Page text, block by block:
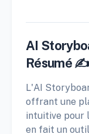
AI
Résumé ✍️
L'AI
offrant une
intuitive pour
en fait un